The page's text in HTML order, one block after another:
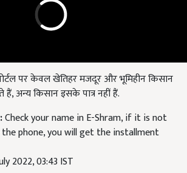
पर केवल खेतिहर मजदूर और भूमिहीन किसान
अन्य किसान इसके पात्र नहीं हैं.
Check your name in E-Shram, if it is not
phone, you will get the installment
2022, 03:43 IST